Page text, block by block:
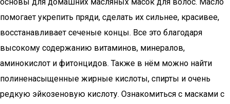
помогает укрепить пряди, сделать их сильнее, красивее,
восстанавливает сеченые концы. Все это благодаря
высокому содержанию витаминов, минералов,
аминокислот и фитонцидов. Также в нём можно найти
полиненасыщенные жирные кислоты, спирты и очень
редкую эйкозеновую кислоту. Ознакомиться с масками с